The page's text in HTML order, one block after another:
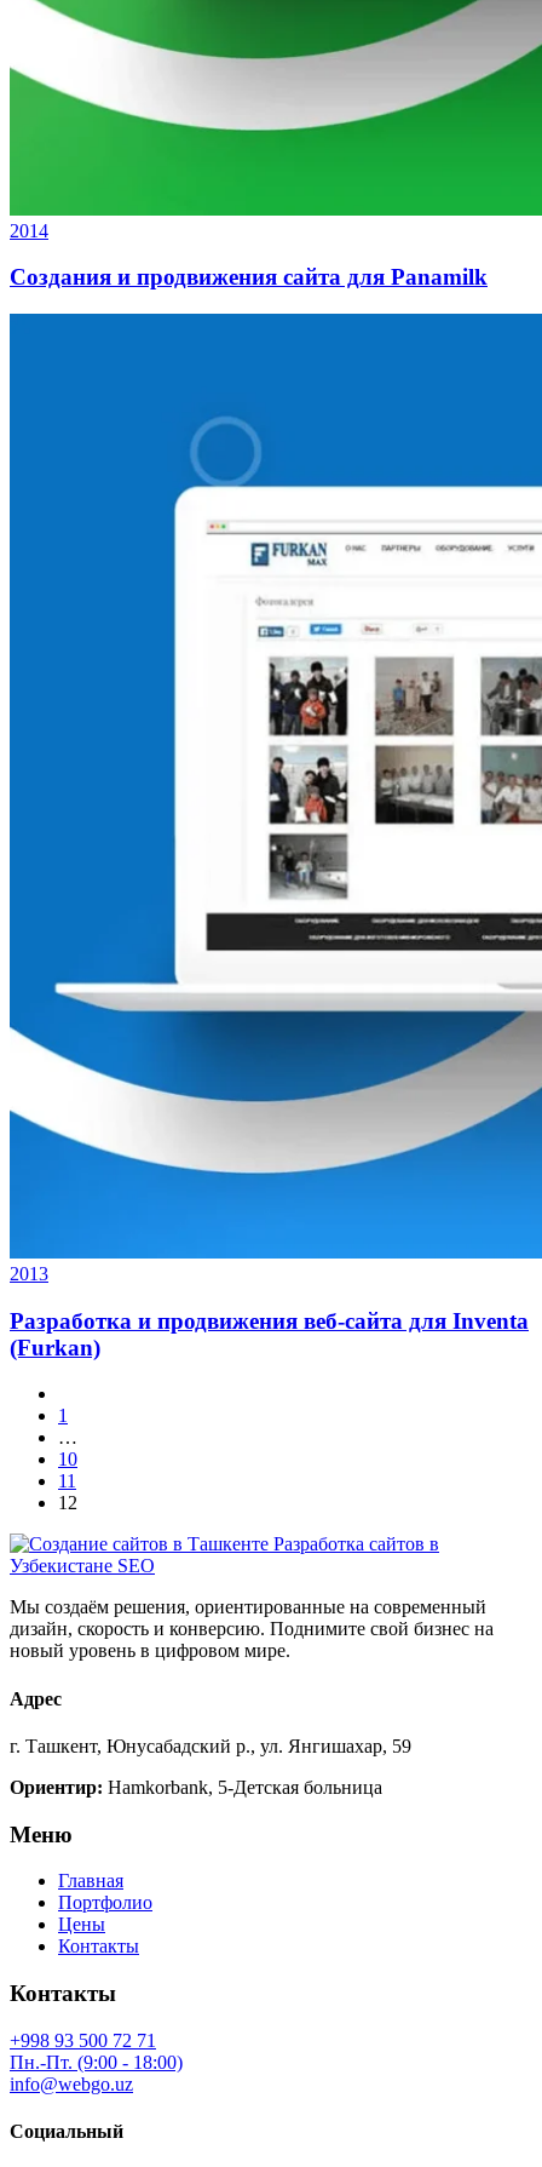
2014
Создания и продвижения сайта для Panamilk
2013
Разработка и продвижения веб-сайта для Inventa
(Furkan)
1
…
10
11
12
Мы создаём решения, ориентированные на современный
дизайн, скорость и конверсию. Поднимите свой бизнес на
новый уровень в цифровом мире.
Адрес
г. Ташкент, Юнусабадский р., ул. Янгишахар, 59
Ориентир: Hamkorbank, 5-Детская больница
Меню
Главная
Портфолио
Цены
Контакты
Контакты
+998 93 500 72 71
Пн.-Пт. (9:00 - 18:00)
info@webgo.uz
Социальный